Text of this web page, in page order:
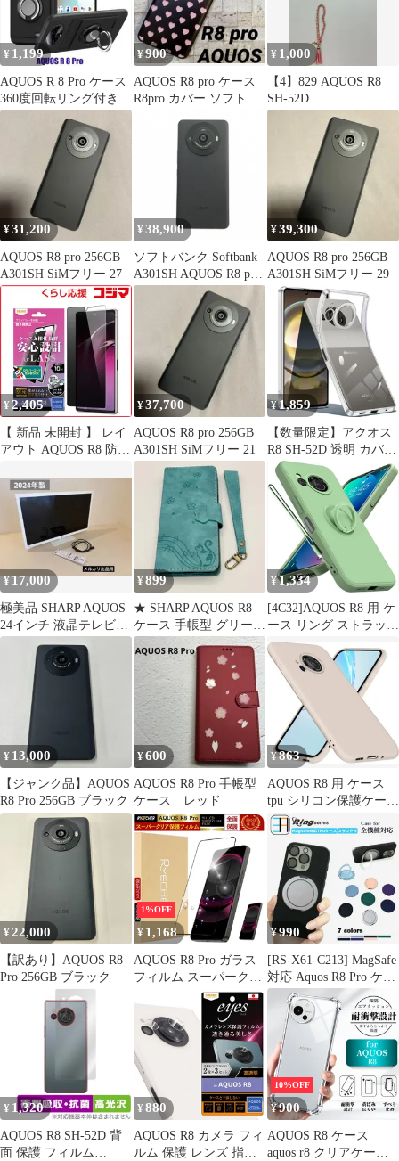
¥ 1,199
AQUOS R 8 Pro ケース
360度回転リング付き
¥900
AQUOS R8 pro ケース
R8pro カバー ソフト お
¥ 1,000
【4】829 AQUOS R8
SH-52D
¥31,200
AQUOS R8 pro 256GB
A301SH SiMフリー 27
¥ 38,900
ソフトバンク Softbank
A301SH AQUOS R8 pro
携帯電話 スマートフォ
ン Android 256GB 黒 ブ
ラック ■GY11 /MQ
¥39,300
AQUOS R8 pro 256GB
A301SH SiMフリー 29
¥ 2,405
【 新品 未開封 】 レイ
アウト AQUOS R8 防埃
AQFS1F/BSPG 未使用
送料無料
¥37,700
AQUOS R8 pro 256GB
A301SH SiMフリー 21
¥1,859
【数量限定】アクオス
R8 SH-52D 透明 カバー
スマホケース クリア 耐
衝撃 TPU ケース 薄型
軽量 R8 ソフトケース
人気 AQUOS 保護カバ
ー(シルバー)
¥17,000
極美品 SHARP AQUOS
24インチ 液晶テレビ
2T-C24DE
¥899
★ SHARP AQUOS R8
ケース 手帳型 グリーン
猫
¥ 1,334
[4C32]AQUOS R8 用 ケ
ース リング ストラップ
付き SH-52D
¥ 13,000
【ジャンク品】AQUOS
R8 Pro 256GB ブラック
¥600
AQUOS R8 Pro 手帳型
ケース レッド
¥863
AQUOS R8 用 ケース
tpu シリコン保護ケース
SH-52D 用
¥22,000
【訳あり】AQUOS R8
Pro 256GB ブラック
1%OFF
¥ 1,168
AQUOS R8 Pro ガラス
フィルム スーパークリ
ア 光沢 AQUOS R8Pro
フィルム 強化ガラス 黒
縁 シャープ アクオス
クリア SH51D 液晶保護
フィルム RYECHER
¥990
[RS-X61-C213] MagSafe
対応 Aquos R8 Pro ケー
ス 黒 ソフト スマホケ
ース リング付き おしゃ
れ かわいい 多機能360°
回転スタンド機能付き
耐衝撃 A301SH アクオ
ス r8 ケース aquosr8Pro
カバー ワイヤ
¥ 1,320
AQUOS R8 SH-52D 背
面 保護 フィルム
¥ 880
AQUOS R8 カメラ フィ
ルム 保護 レンズ 指紋
10%OFF
¥900
AQUOS R8 ケース
aquos r8 クリアケース